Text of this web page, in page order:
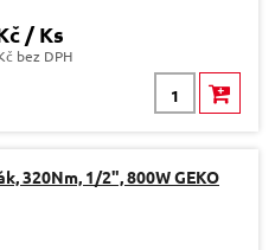
/ Ks
bez DPH
320Nm, 1/2", 800W GEKO